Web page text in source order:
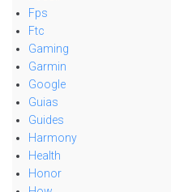
Fps
Ftc
Gaming
Garmin
Google
Guias
Guides
Harmony
Health
Honor